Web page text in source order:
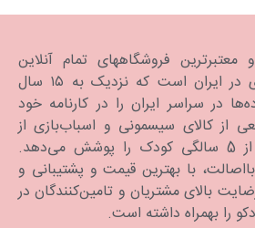
معتبرترین فروشگاههای تمام آنلاین
سیسمونی و اسباب‌بازی در ایران است که نزدیک به ۱۵ سال
در سراسر ایران را در کارنامه خود
از کالای سیسمونی و اسباب‌بازی از
دوره بارداری تا بالاتر از 5 سالگی کودک را پوشش می‌دهد.
با بهترین قیمت و پشتیبانی و
بالای مشتریان و تامین‌کنندگان در
را بهمراه داشته است.